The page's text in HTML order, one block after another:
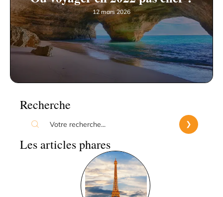
12 mars 2026
Recherche
Les articles phares